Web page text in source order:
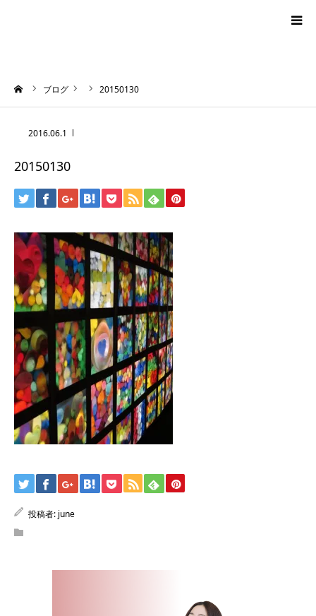
ブログ 20150130
2016.06.1
20150130
投稿者: june
プロフィール
お問い合わせ